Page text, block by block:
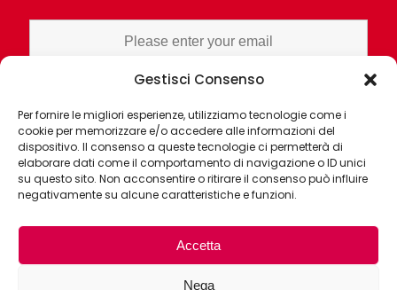
Gestisci Consenso
Per fornire le migliori esperienze, utilizziamo tecnologie come i
cookie per memorizzare e/o accedere alle informazioni del
dispositivo. Il consenso a queste tecnologie ci permetterà di
elaborare dati come il comportamento di navigazione o ID unici
su questo sito. Non acconsentire o ritirare il consenso può influire
negativamente su alcune caratteristiche e funzioni.
Accetta
Nega
THE REGULATION AND GRANT CONSENT FOR PROFILING OR
MARKET RESEARCH PURPOSES ALSO WITH THE AID OF
ELECTRONIC INSTRUMENTS, AIMED AT ANALYZING HABITS OR
CONSUMER CHOICES OF THE INTERESTED PARTY